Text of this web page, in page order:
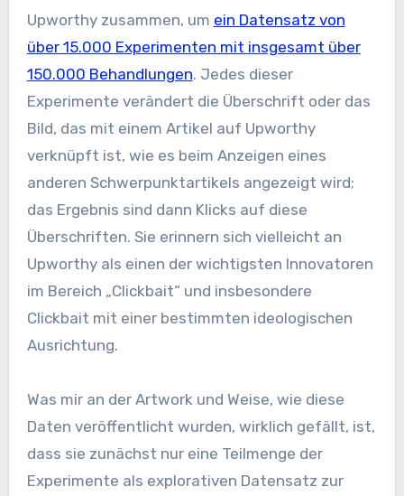
Upworthy zusammen, um ein Datensatz von
über 15.000 Experimenten mit insgesamt über
150.000 Behandlungen. Jedes dieser
Experimente verändert die Überschrift oder das
Bild, das mit einem Artikel auf Upworthy
verknüpft ist, wie es beim Anzeigen eines
anderen Schwerpunktartikels angezeigt wird;
das Ergebnis sind dann Klicks auf diese
Überschriften. Sie erinnern sich vielleicht an
Upworthy als einen der wichtigsten Innovatoren
im Bereich „Clickbait“ und insbesondere
Clickbait mit einer bestimmten ideologischen
Ausrichtung.
Was mir an der Artwork und Weise, wie diese
Daten veröffentlicht wurden, wirklich gefällt, ist,
dass sie zunächst nur eine Teilmenge der
Experimente als explorativen Datensatz zur